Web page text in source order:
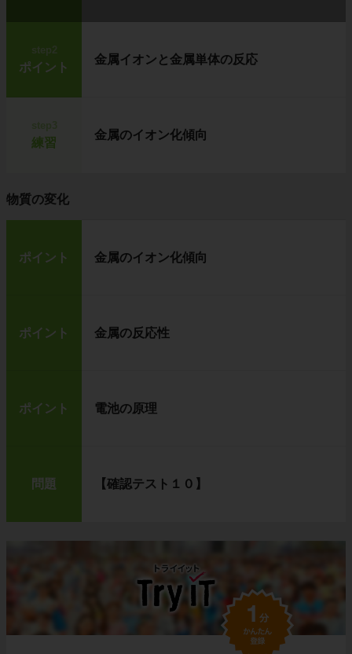
step2
ポイント
金属イオンと金属単体の反応
練習
金属のイオン化傾向
物質の変化
ポイント 金属のイオン化傾向
ポイント 金属の反応性
ポイント 電池の原理
問題 【確認テスト１０】